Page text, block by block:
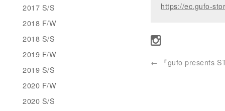
https://ec.gufo-
← 『gufo presents
2017 S/S
2018 F/W
2018 S/S
2019 F/W
2019 S/S
2020 F/W
2020 S/S